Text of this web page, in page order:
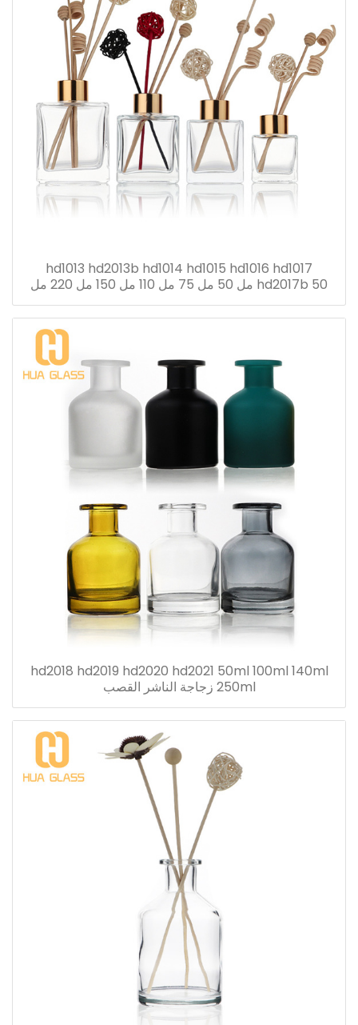
hd1013 hd2013b hd1014 hd1015 hd1016 hd1017
hd2017b 50 مل 50 مل 75 مل 110 مل 150 مل 220 مل
280 مل ريد الناشر زجاجة
hd2018 hd2019 hd2020 hd2021 50ml 100ml 140ml
250ml زجاجة الناشر القصب